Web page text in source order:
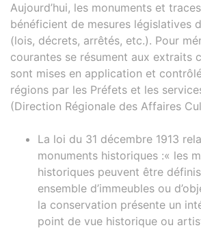
Aujourd’hui, les monuments et
bénéficient de mesures législatives
(lois, décrets, arrêtés, etc.). Pour
courantes se résument aux extraits
sont mises en application et
régions par les Préfets et les
(Direction Régionale des Affaires
La loi du 31 décembre 1913
monuments historiques :« les
historiques peuvent être
ensemble d’immeubles ou
la conservation présente un
point de vue historique ou